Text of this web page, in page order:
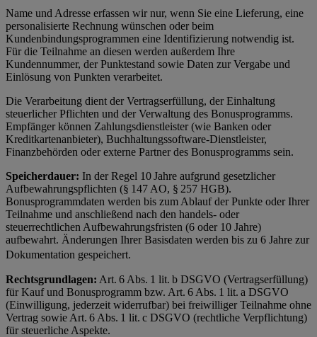
Name und Adresse erfassen wir nur, wenn Sie eine Lieferung, eine
personalisierte Rechnung wünschen oder beim
Kundenbindungsprogrammen eine Identifizierung notwendig ist.
Für die Teilnahme an diesen werden außerdem Ihre
Kundennummer, der Punktestand sowie Daten zur Vergabe und
Einlösung von Punkten verarbeitet.
Die Verarbeitung dient der Vertragserfüllung, der Einhaltung
steuerlicher Pflichten und der Verwaltung des Bonusprogramms.
Empfänger können Zahlungsdienstleister (wie Banken oder
Kreditkartenanbieter), Buchhaltungssoftware-Dienstleister,
Finanzbehörden oder externe Partner des Bonusprogramms sein.
Speicherdauer: In der Regel 10 Jahre aufgrund gesetzlicher
Aufbewahrungspflichten (§ 147 AO, § 257 HGB).
Bonusprogrammdaten werden bis zum Ablauf der Punkte oder Ihrer
Teilnahme und anschließend nach den handels- oder
steuerrechtlichen Aufbewahrungsfristen (6 oder 10 Jahre)
aufbewahrt. Änderungen Ihrer Basisdaten werden bis zu 6 Jahre zur
Dokumentation gespeichert.
Rechtsgrundlagen: Art. 6 Abs. 1 lit. b DSGVO (Vertragserfüllung)
für Kauf und Bonusprogramm bzw. Art. 6 Abs. 1 lit. a DSGVO
(Einwilligung, jederzeit widerrufbar) bei freiwilliger Teilnahme ohne
Vertrag sowie Art. 6 Abs. 1 lit. c DSGVO (rechtliche Verpflichtung)
für steuerliche Aspekte.